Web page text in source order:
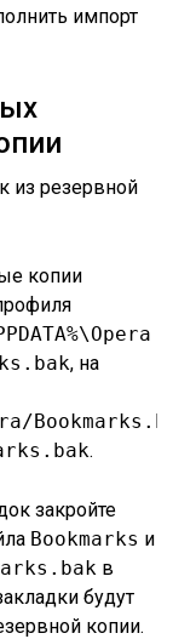
импорт
копии
, на
.
закройте
Bookmarks и
в
будут
копии.